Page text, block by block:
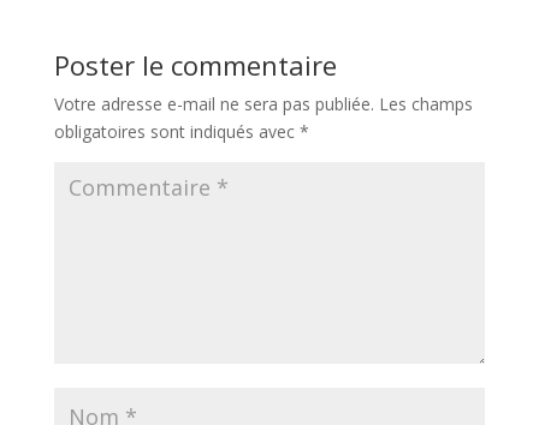
Poster le commentaire
Votre adresse e-mail ne sera pas publiée. Les champs
obligatoires sont indiqués avec *